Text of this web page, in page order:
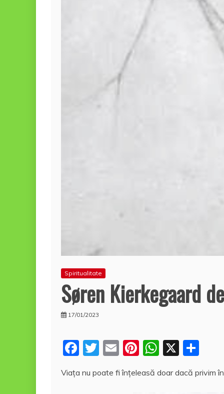
Spiritualitate
Søren Kierkegaard
17/01/2023
F
c
T
itt
E
m
ai
Pi
nt
er
W
at
X
rt
Viaţa nu poate fi înţeleasă doar dacă privim